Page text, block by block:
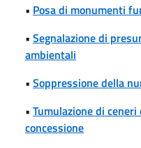
• Posa di monumenti
• Segnalazione di
ambientali
• Soppressione della
• Tumulazione di
concessione